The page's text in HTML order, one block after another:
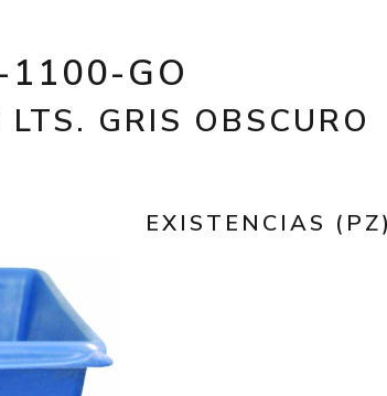
1100-GO
GRIS OBSCURO
EXISTENCIAS (PZ)